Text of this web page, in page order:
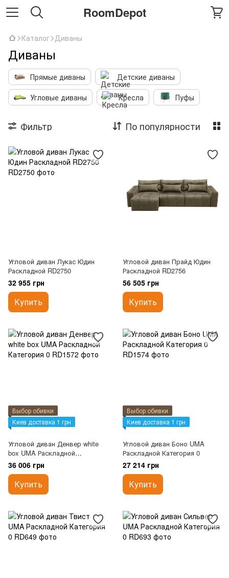
RoomDepot
Каталог Диваны
Диваны
Прямые диваны
Детские диваны
Угловые диваны
Кресла Пуфы
Фильтр По популярности
Угловой диван Лукас Юдин
Раскладной RD2750
32 955 грн
Купить
Угловой диван Прайд Юдин
Раскладной RD2756
56 505 грн
Купить
Выбор обивки
Киев доставка 1 грн
Угловой диван Денвер white
box UMA Раскладной
Категория 0
36 006 грн
Купить
Выбор обивки
Киев доставка 1 грн
Угловой диван Боно UMA
Раскладной Категория 0
27 214 грн
Купить